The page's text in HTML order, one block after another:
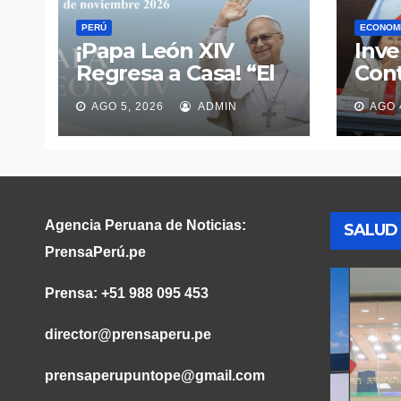
PERÚ
¡Papa León XIV
Regresa a Casa! “El
Sumo Pontífice que
es peruano de
corazón visitará el
noviembre, las
Chiclayo, Cuzco y
Pucallpa serán el
abraza todo el
AGO 5, 2026 ADMIN
enAGO
Agencia Peruana de Noticias:
PrensaPerú.pe
Prensa: +51 988 095 453
director@prensaperu.pe
prensaperupuntope@gmail.com
SALUD